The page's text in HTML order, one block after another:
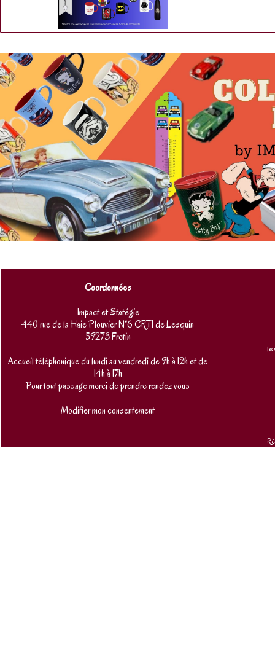
Coordonnées
Impact et Statégie
440 rue de la Haie Plouvier N°6 CRT1 de Lesquin
59273 Fretin
Accueil téléphonique du lundi au vendredi de 9h à 12h et de
14h à 17h
Pour tout passage merci de prendre rendez vous
Modifier mon consentement